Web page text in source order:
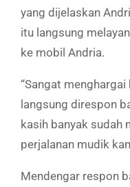
yang dijelaskan
itu langsung
ke mobil Andria.
“Sangat
langsung direspon
kasih banyak sudah
perjalanan mudik
Mendengar respon